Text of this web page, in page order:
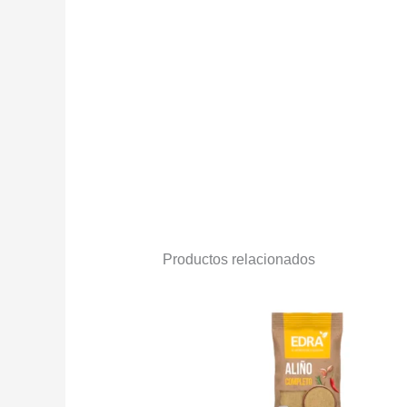
Productos relacionados